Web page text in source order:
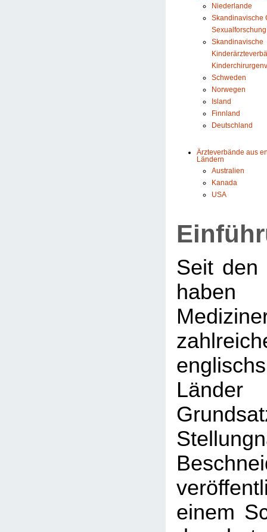
Niederlande
Skandinavische
Sexualforschung
Skandinavische
Schweden
Norwegen
Island
Finnland
Deutschland
Ärzteverbände aus
Ländern
Australien
Kanada
USA
Seit den
haben
Länder
einem